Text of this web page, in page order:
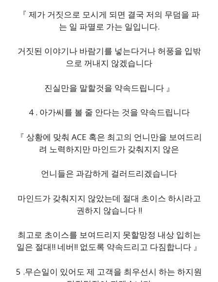
『 제가 거짓으로 모시게 되면 결국 저의 무덤을 파
는 일 파멸로 가는 일입니다.
거짓된 이야기나 바람기를 넣는다거나 허풍을 입밖
으로 꺼내지 않겠습니다
진실만을 말할것을 약속드립니다 』
4 . 아가씨를 볼 줄 안다는 것을 약속드립니다
『 상황에 맞춰 ACE 혹은 최고의 언니만을 보여드리
려 노력하지만 마인드가 갖춰지지 않은
언니들은 과감하게 걸러드리겠습니다
마인드가 갖춰지지 않았는데 절대 초이스 하시라고
권하지 않습니다 !!
최고로 초이스를 보여드리지 못할망정 내상 입히는
일은 절대!! 네버!! 없도록 약속드리고 다짐합니다 』
5 .무슨일이 있어도 제 고객을 최우선시 하는 하지원